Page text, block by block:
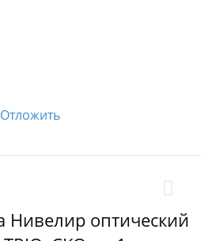
Отложить
Нивелир оптический